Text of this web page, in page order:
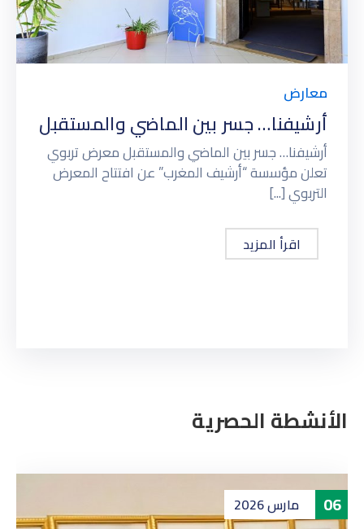
معارض
أرشيفنا… جسر بين الماضي والمستقبل
أرشيفنا… جسر بين الماضي والمستقبل معرض تربوي
تعلن مؤسسة “أرشيف المغرب” عن افتتاح المعرض
التربوي [...]
اقرأ المزيد
الأنشطة الحصرية
06 مارس2026